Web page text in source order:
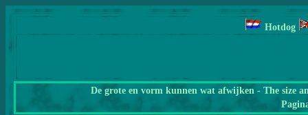
Hotdog
De grote en vorm kunnen wat afwijken - The size